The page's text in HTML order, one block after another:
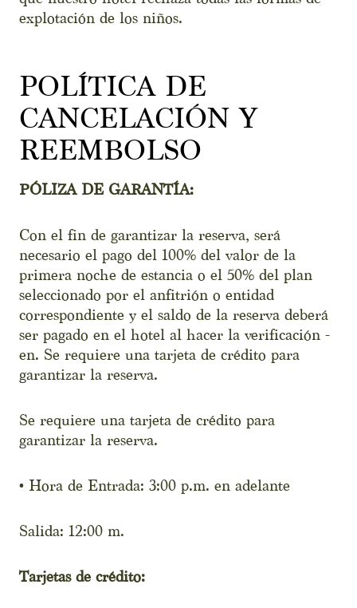
explotación de los niños.
POLÍTICA DE
CANCELACIÓN Y
REEMBOLSO
PÓLIZA DE GARANTÍA:
Con el fin de garantizar la reserva, será
necesario el pago del 100% del valor de la
primera noche de estancia o el 50% del plan
seleccionado por el anfitrión o entidad
correspondiente y el saldo de la reserva deberá
ser pagado en el hotel al hacer la verificación -
en. Se requiere una tarjeta de crédito para
garantizar la reserva.
Se requiere una tarjeta de crédito para
garantizar la reserva.
• Hora de Entrada: 3:00 p.m. en adelante
Salida: 12:00 m.
Tarjetas de crédito: